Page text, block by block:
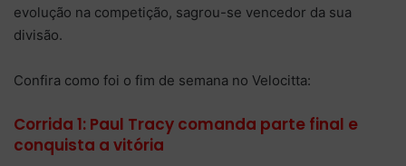
evolução na competição, sagrou-se vencedor da sua
divisão.
Confira como foi o fim de semana no Velocitta:
Corrida 1: Paul Tracy comanda parte final e
conquista a vitória